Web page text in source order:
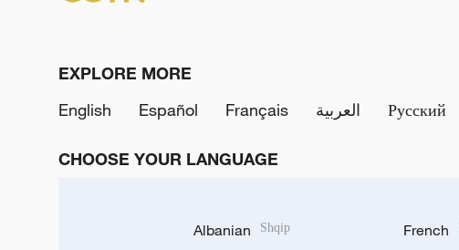
EXPLORE MORE
English
Español Français العربية Русский
CHOOSE YOUR LANGUAGE
Albanian Shqip French